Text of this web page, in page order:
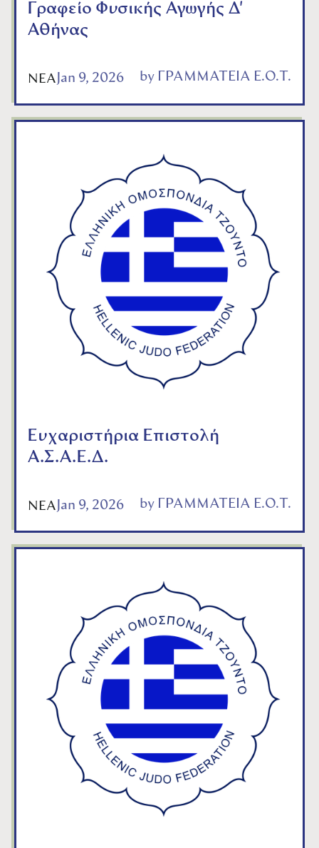
Γραφείο Φυσικής Αγωγής Δ'
Αθήνας
ΝΕΑ Jan 9, 2026 by ΓΡΑΜΜΑΤΕΙΑ Ε.Ο.Τ.
Ευχαριστήρια Επιστολή
Α.Σ.Α.Ε.Δ.
ΝΕΑ Jan 9, 2026 by ΓΡΑΜΜΑΤΕΙΑ Ε.Ο.Τ.